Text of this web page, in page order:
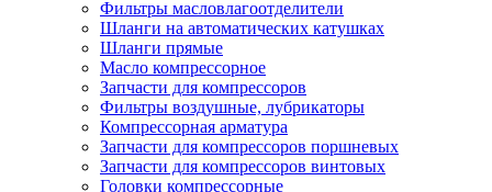
Фильтры масловлагоотделители
Шланги на автоматических катушках
Шланги прямые
Масло компрессорное
Запчасти для компрессоров
Фильтры воздушные, лубрикаторы
Компрессорная арматура
Запчасти для компрессоров поршневых
Запчасти для компрессоров винтовых
Головки компрессорные